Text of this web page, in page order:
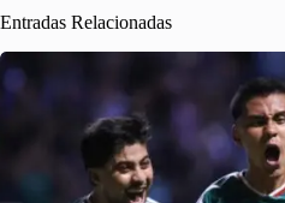
Entradas Relacionadas